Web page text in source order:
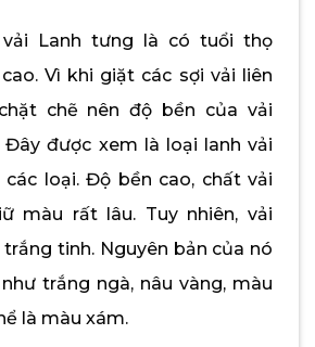
Lanh tưng là có tuổi thọ
Vì khi giặt các sợi vải liên
chẽ nên độ bền của vải
được xem là loại lanh vải
loại. Độ bền cao, chất vải
màu rất lâu. Tuy nhiên, vải
tinh. Nguyên bản của nó
trắng ngà, nâu vàng, màu
là màu xám.